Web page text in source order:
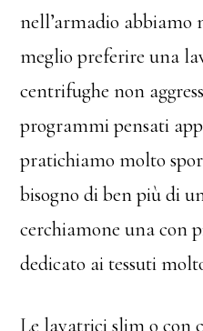
nell’armadio abbiamo
meglio preferire una
centrifughe non
programmi pensati
pratichiamo molto
bisogno di ben più di
cerchiamone una con
dedicato ai tessuti
Le lavatrici slim o con